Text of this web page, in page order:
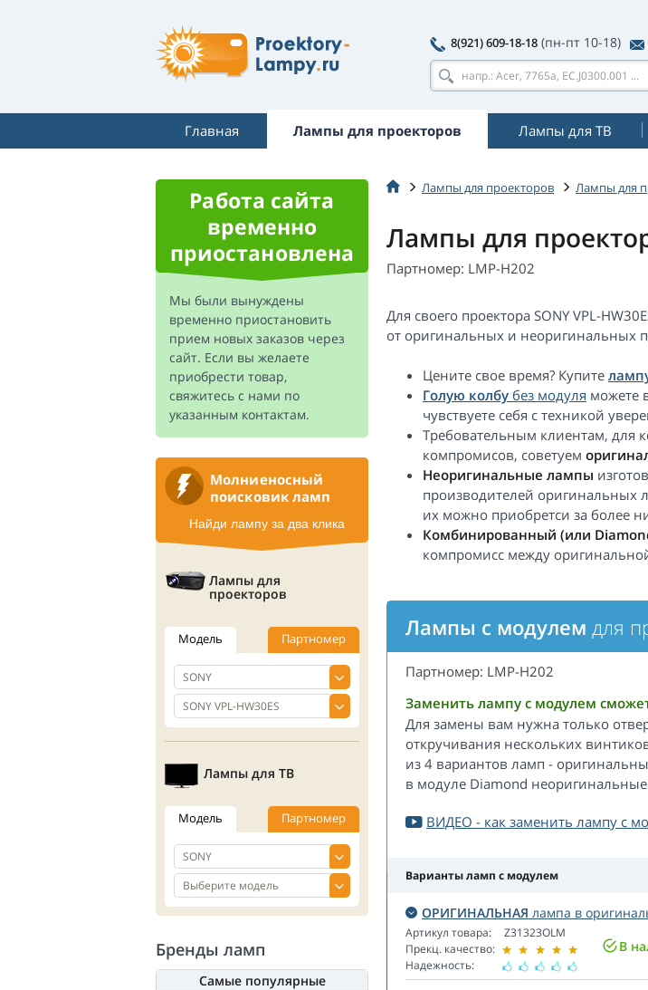
8(921) 609-18-18 (пн-пт 10-18)
Главная Лампы для проекторов Лампы для ТВ
Лампы для проекторов Лампы для
Лампы для
Партномер: LMP-H202
Для своего проектора SONY VPL-
от оригинальных и неоригинальных
Цените свое время? Купите
Голую колбу без модуля можете
чувствуете себя с техникой
Требовательным клиентам, для
компромисов, советуем
Неоригинальные лампы
производителей оригинальных
их можно приобретси за более
Комбинированный (или
компромисс между
Лампы с модулем для
Партномер: LMP-H202
Заменить лампу с модулем
Для замены вам нужна только
откручивания нескольких
из 4 вариантов ламп -
в модуле Diamond
ВИДЕО - как заменить лампу с
Варианты ламп с модулем
ОРИГИНАЛЬНАЯ лампа в
Артикул товара:
Прекц. качество:
Надежность:
Z31323OLM
В
Работа сайта
временно
приостановлена
Мы были вынуждены
временно приостановить
прием новых заказов через
сайт. Если вы желаете
приобрести товар,
свяжитесь с нами по
указанным контактам.
Молниеносный
поисковик ламп
Найди лампу за два клика
Лампы для
проекторов
Модель Партномер
Лампы для ТВ
Модель Партномер
Бренды ламп
Самые популярные